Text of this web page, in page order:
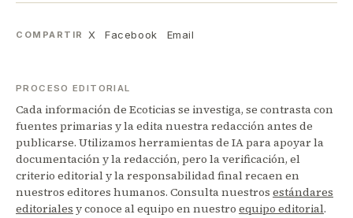
COMPARTIR X Facebook Email
PROCESO EDITORIAL
Cada información de Ecoticias se investiga, se contrasta con
fuentes primarias y la edita nuestra redacción antes de
publicarse. Utilizamos herramientas de IA para apoyar la
documentación y la redacción, pero la verificación, el
criterio editorial y la responsabilidad final recaen en
nuestros editores humanos. Consulta nuestros estándares
editoriales y conoce al equipo en nuestro equipo editorial.